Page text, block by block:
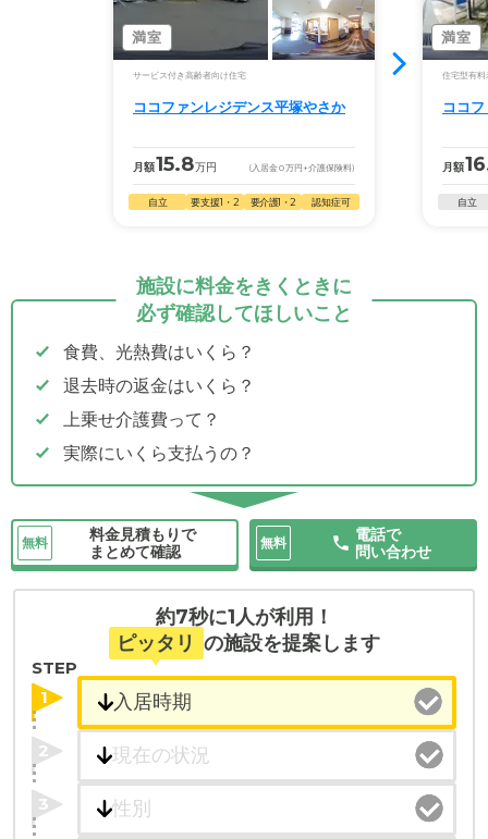
満室
サービス付き高齢者向け住宅
ココファンレジデンス平塚やさか
月額15.8万円 (入居金0万円 +介護保険料)
自立 要支援1・2 要介護1・2 認知症可
満室
住宅型有料
ココ
月額
自立
施設に料金をきくときに
必ず確認してほしいこと
食費、光熱費はいくら？
退去時の返金はいくら？
上乗せ介護費って？
実際にいくら支払うの？
無料
料金見積もりで
まとめて確認
無料
電話で
問い合わせ
約7秒に1人が利用！
ピッタリ の施設を提案します
STEP
1
2
3